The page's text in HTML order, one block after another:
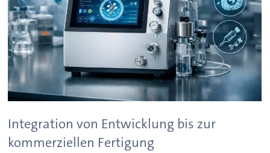
Integration von Entwicklung bis zur
kommerziellen Fertigung